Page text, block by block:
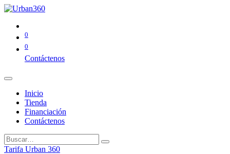
0
0
Contáctenos
Inicio
Tienda
Financiación
Contáctenos
Tarifa Urban 360